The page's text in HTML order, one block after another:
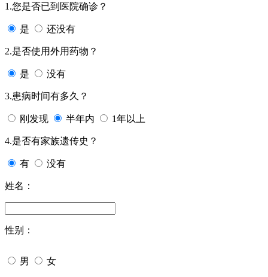
1.您是否已到医院确诊？
是 还没有
2.是否使用外用药物？
是 没有
3.患病时间有多久？
刚发现 半年内 1年以上
4.是否有家族遗传史？
有 没有
姓名：
性别：
男 女